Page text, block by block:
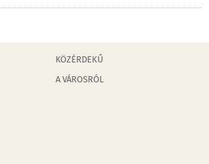
KÖZÉRDEKŰ
A VÁROSRÓL